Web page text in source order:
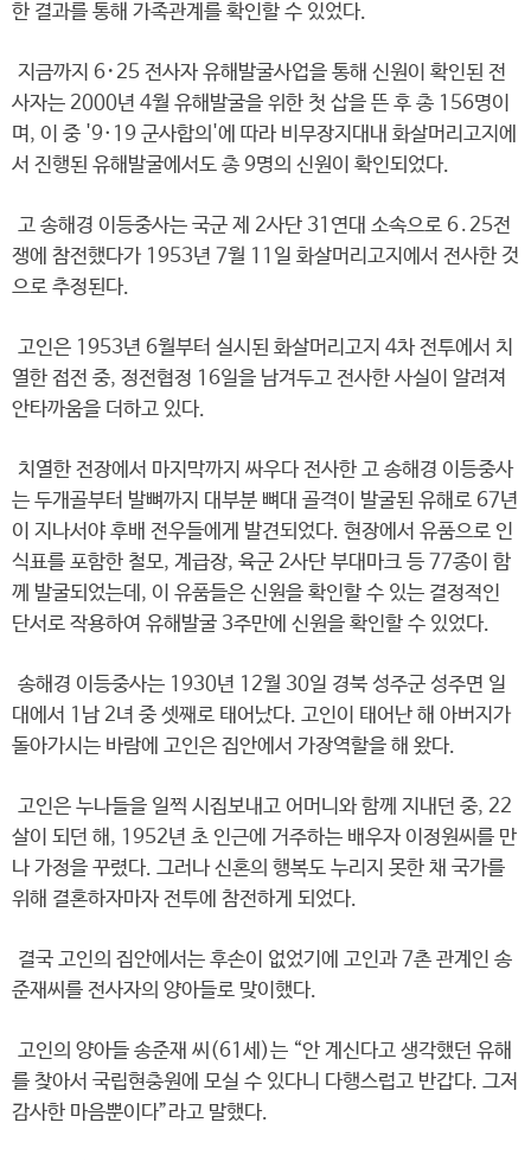
한 결과를 통해 가족관계를 확인할 수 있었다.
지금까지 6･25 전사자 유해발굴사업을 통해 신원이 확인된 전
사자는 2000년 4월 유해발굴을 위한 첫 삽을 뜬 후 총 156명이
며, 이 중 '9·19 군사합의'에 따라 비무장지대내 화살머리고지에
서 진행된 유해발굴에서도 총 9명의 신원이 확인되었다.
고 송해경 이등중사는 국군 제 2사단 31연대 소속으로 6․25전
쟁에 참전했다가 1953년 7월 11일 화살머리고지에서 전사한 것
으로 추정된다.
고인은 1953년 6월부터 실시된 화살머리고지 4차 전투에서 치
열한 접전 중, 정전협정 16일을 남겨두고 전사한 사실이 알려져
안타까움을 더하고 있다.
치열한 전장에서 마지막까지 싸우다 전사한 고 송해경 이등중사
는 두개골부터 발뼈까지 대부분 뼈대 골격이 발굴된 유해로 67년
이 지나서야 후배 전우들에게 발견되었다. 현장에서 유품으로 인
식표를 포함한 철모, 계급장, 육군 2사단 부대마크 등 77종이 함
께 발굴되었는데, 이 유품들은 신원을 확인할 수 있는 결정적인
단서로 작용하여 유해발굴 3주만에 신원을 확인할 수 있었다.
송해경 이등중사는 1930년 12월 30일 경북 성주군 성주면 일
대에서 1남 2녀 중 셋째로 태어났다. 고인이 태어난 해 아버지가
돌아가시는 바람에 고인은 집안에서 가장역할을 해 왔다.
고인은 누나들을 일찍 시집보내고 어머니와 함께 지내던 중, 22
살이 되던 해, 1952년 초 인근에 거주하는 배우자 이정원씨를 만
나 가정을 꾸렸다. 그러나 신혼의 행복도 누리지 못한 채 국가를
위해 결혼하자마자 전투에 참전하게 되었다.
결국 고인의 집안에서는 후손이 없었기에 고인과 7촌 관계인 송
준재씨를 전사자의 양아들로 맞이했다.
고인의 양아들 송준재 씨(61세)는 “안 계신다고 생각했던 유해
를 찾아서 국립현충원에 모실 수 있다니 다행스럽고 반갑다. 그저
감사한 마음뿐이다”라고 말했다.